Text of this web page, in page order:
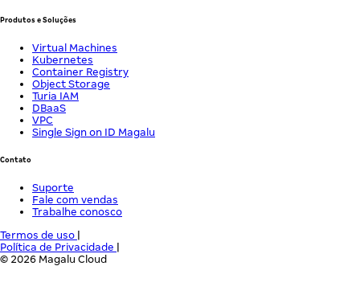
Produtos e Soluções
Virtual Machines
Kubernetes
Container Registry
Object Storage
Turia IAM
DBaaS
VPC
Single Sign on ID Magalu
Contato
Suporte
Fale com vendas
Trabalhe conosco
Termos de uso |
Política de Privacidade |
© 2026 Magalu Cloud